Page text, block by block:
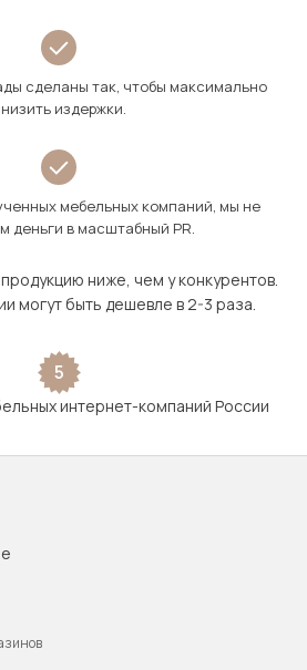
сделаны так, чтобы максимально
издержки.
мебельных компаний, мы не
деньги в масштабный PR.
ниже, чем у конкурентов.
могут быть дешевле в 2-3 раза.
5
интернет-компаний России